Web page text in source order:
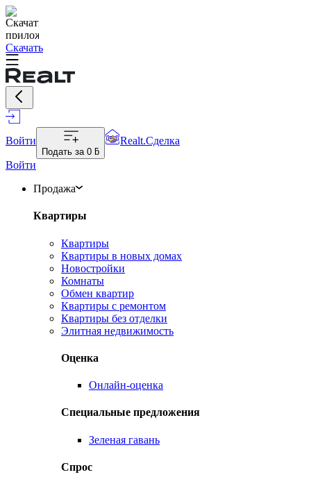
Скачать
Войти
Подать за 0 ƃ
Realt.Сделка
Войти
Продажа
Квартиры
Квартиры
Квартиры в новых домах
Новостройки
Комнаты
Обмен квартир
Квартиры с ремонтом
Квартиры без отделки
Элитная недвижимость
Оценка
Онлайн-оценка
Специальные предложения
Зеленая гавань
Спрос